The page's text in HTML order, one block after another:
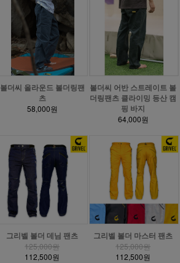
볼더씨 올라운드 볼더링팬
츠
58,000원
볼더씨 어반 스트레이트 볼
더링팬츠 클라이밍 등산 캠
핑 바지
64,000원
그리벨 볼더 데님 팬츠
125,000원
112,500원
그리벨 볼더 마스터 팬츠
125,000원
112,500원